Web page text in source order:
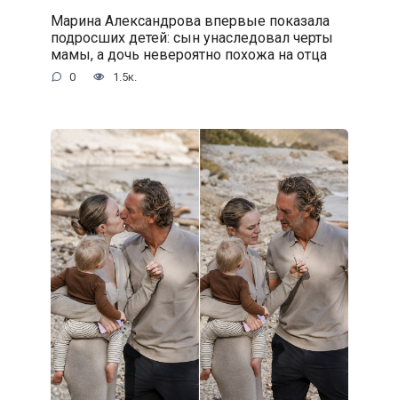
Марина Александрова впервые показала
подросших детей: сын унаследовал черты
мамы, а дочь невероятно похожа на отца
0 1.5к.